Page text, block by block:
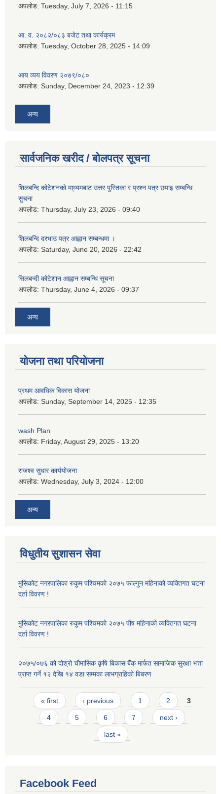
अपलोड: Tuesday, July 7, 2026 - 11:15
आ. व. २०८२/०८३ बजेट तथा कार्यक्रम
अपलोड: Tuesday, October 28, 2025 - 14:09
आय व्यय विवरण २०७९/०८०
अपलोड: Sunday, December 24, 2023 - 12:39
अन्य
सार्वजनिक खरीद / बोलपत्र सूचना
शिलबन्दि कोटेशनको मा्ध्यमबाट उत्तर पुस्तिका र प्रश्न पत्र छपाइ सम्बन्धि
सुचना
अपलोड: Thursday, July 23, 2026 - 09:40
शिलबन्दि दरभाउ पत्र आह्वान सम्बन्धमा ।
अपलोड: Saturday, June 20, 2026 - 22:42
सिलबन्दी कोटेशान आह्वान सम्बन्धि सूचना
अपलोड: Thursday, June 4, 2026 - 09:37
अन्य
योजना तथा परियोजना
प्रथम आवधिक विकास योजना
अपलोड: Sunday, September 14, 2025 - 12:35
wash Plan
अपलोड: Friday, August 29, 2025 - 13:20
राजश्व सुधार कार्ययोजना
अपलोड: Wednesday, July 3, 2024 - 12:00
अन्य
विधुतीय सुशासन सेवा
मुसिकोट नगरपालिका रुकुम पश्चिमको २०७५ फाल्गुन महिनाको व्यक्तिगत घटना
दर्ता विवरण !
मुसिकोट नगरपालिका रुकुम पश्चिमको २०७५ पौष महिनाको व्यक्तिगत घटना
दर्ता विवरण !
२०७५/०७६ को दोश्रो चौमासिक कृषि बिकास बैंक मार्फत सामाजिक सुरक्षा भत्ता
प्राप्त गर्ने १२ देखि १४ वडा सम्मका लाभग्राहिको बिबरण
Pages
« first ‹ previous 1 2 3
4 5 6 7 next ›
last »
Facebook Feed